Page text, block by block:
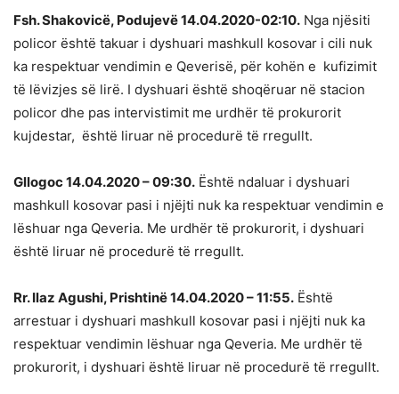
Fsh. Shakovicë, Podujevë 14.04.2020-02:10. Nga njësiti
policor është takuar i dyshuari mashkull kosovar i cili nuk
ka respektuar vendimin e Qeverisë, për kohën e kufizimit
të lëvizjes së lirë. I dyshuari është shoqëruar në stacion
policor dhe pas intervistimit me urdhër të prokurorit
kujdestar, është liruar në procedurë të rregullt.
Gllogoc 14.04.2020 – 09:30. Është ndaluar i dyshuari
mashkull kosovar pasi i njëjti nuk ka respektuar vendimin e
lëshuar nga Qeveria. Me urdhër të prokurorit, i dyshuari
është liruar në procedurë të rregullt.
Rr. Ilaz Agushi, Prishtinë 14.04.2020 – 11:55. Është
arrestuar i dyshuari mashkull kosovar pasi i njëjti nuk ka
respektuar vendimin lëshuar nga Qeveria. Me urdhër të
prokurorit, i dyshuari është liruar në procedurë të rregullt.